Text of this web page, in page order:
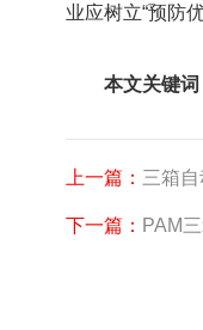
业应树立“预防
本文关键词
上一篇： 三箱
下一篇： PAM